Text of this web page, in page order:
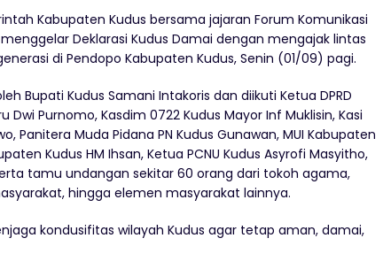
Kabupaten Kudus bersama jajaran Forum Komunikasi
Deklarasi Kudus Damai dengan mengajak lintas
di Pendopo Kabupaten Kudus, Senin (01/09) pagi.
Bupati Kudus Samani Intakoris dan diikuti Ketua DPRD
Dwi Purnomo, Kasdim 0722 Kudus Mayor Inf Muklisin, Kasi
Panitera Muda Pidana PN Kudus Gunawan, MUI Kabupaten
Kudus HM Ihsan, Ketua PCNU Kudus Asyrofi Masyitho,
tamu undangan sekitar 60 orang dari tokoh agama,
hingga elemen masyarakat lainnya.
kondusifitas wilayah Kudus agar tetap aman, damai,